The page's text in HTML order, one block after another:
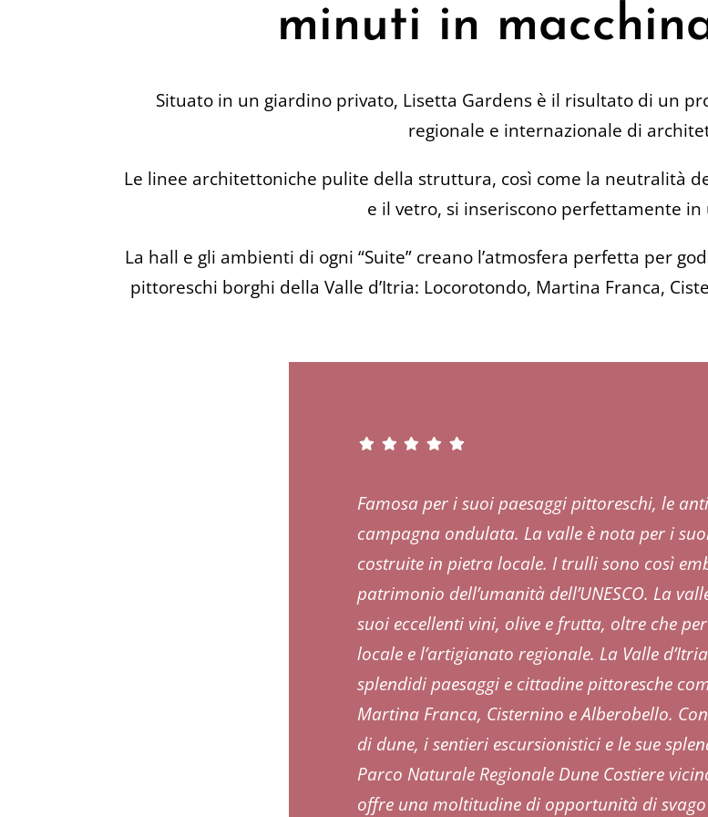
minuti in
Situato in un giardino privato, Lisetta Gardens è il risultato di un
regionale e internazionale di
Le linee architettoniche pulite della struttura, così come la neutralità
e il vetro, si inseriscono perfettamente in
La hall e gli ambienti di ogni “Suite” creano l’atmosfera perfetta per
pittoreschi borghi della Valle d’Itria: Locorotondo, Martina Franca,
Famosa per i suoi paesaggi pittoreschi, le
campagna ondulata. La valle è nota per i
costruite in pietra locale. I trulli sono così
patrimonio dell’umanità dell’UNESCO. La
suoi eccellenti vini, olive e frutta, oltre che
locale e l’artigianato regionale. La Valle
splendidi paesaggi e cittadine pittoresche
Martina Franca, Cisternino e Alberobello.
di dune, i sentieri escursionistici e le sue
Parco Naturale Regionale Dune Costiere
offre una moltitudine di opportunità di